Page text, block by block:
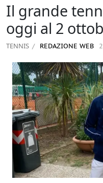
Il grande
oggi al 2
TENNIS REDAZIONE WEB